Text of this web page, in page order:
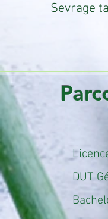
Sevrage
DUT
Bachelor